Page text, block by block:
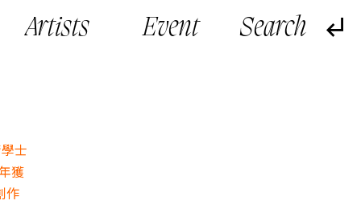
Artists Event
士
獲
作